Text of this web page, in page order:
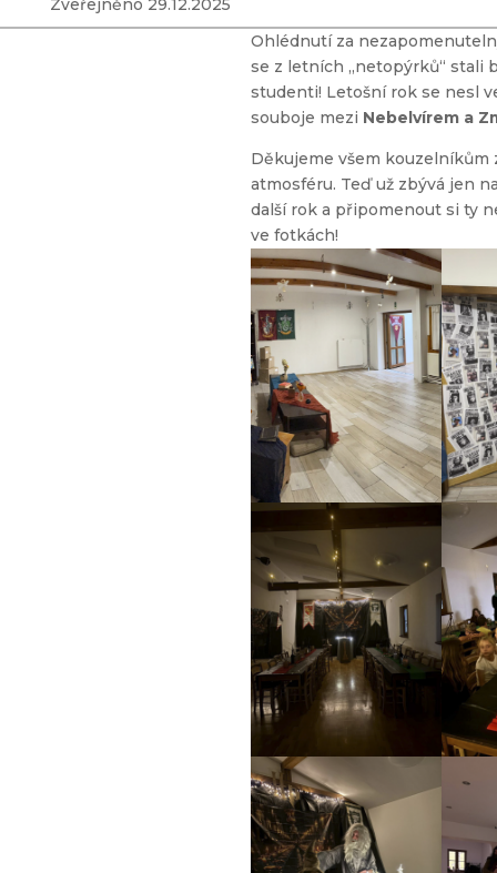
Zveřejněno 29.12.2025
Ohlédnutí za
se z letních „netopýrků“ stali
studenti! Letošní rok se nesl
souboje mezi Nebelvírem a
Děkujeme všem kouzelníkům
atmosféru. Teď už zbývá jen
další rok a připomenout si ty
ve fotkách!